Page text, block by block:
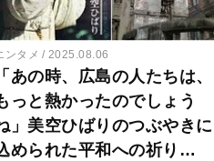
ンタメ 2025.08.06
「あの時、広島の人たちは、
っと熱かったのでしょう
」美空ひばりのつぶやきに
められた平和への祈り…